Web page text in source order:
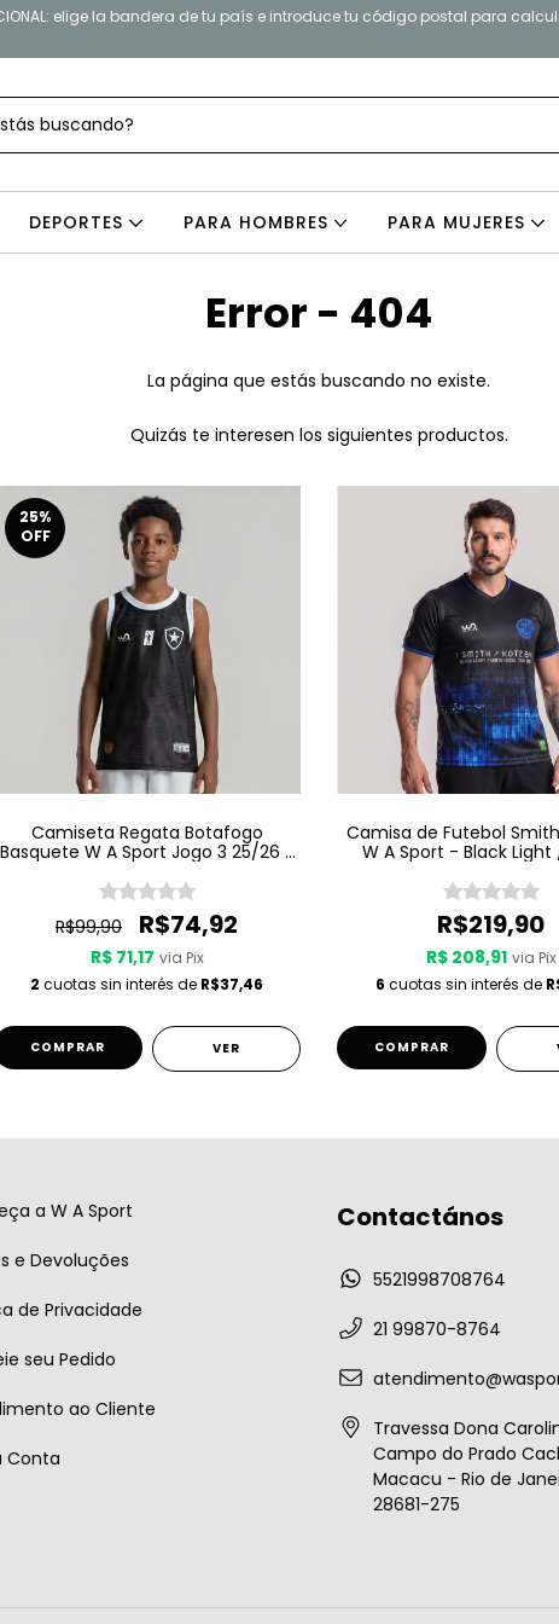
elige la bandera de tu país e introduce tu código postal para
DEPORTES PARA HOMBRES PARA MUJERES
Error - 404
La página que estás buscando no existe.
Quizás te interesen los siguientes productos.
25%
OFF
Camiseta Regata Botafogo
Basquete W A Sport Jogo 3 25/26 -
R$99,90 R$74,92
R$ 71,17 via Pix
2 cuotas sin interés de R$37,46
COMPRAR VER
Camisa de Futebol
W A Sport - Black
R$219,90
R$ 208,91 via Pix
6 cuotas sin interés de
COMPRAR
a W A Sport
e Devoluções
de Privacidade
seu Pedido
ao Cliente
Conta
Contactános
5521998708764
21 99870-8764
Travessa Dona
Campo do Prado
Macacu - Rio de
28681-275